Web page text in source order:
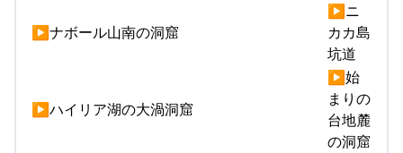
▶ナボール山南の洞窟
▶ニ
カカ島
坑道
▶ハイリア湖の大渦洞窟
▶始
まりの
台地麓
の洞窟